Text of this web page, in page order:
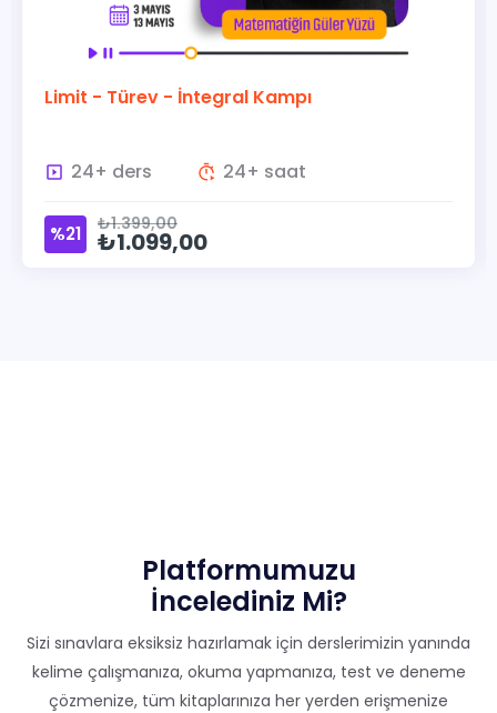
Limit - Türev - İntegral Kampı
24+ ders 24+ saat
₺1.399,00
₺1.099,00
%21
Platformumuzu
İncelediniz Mi?
Sizi sınavlara eksiksiz hazırlamak için derslerimizin yanında
kelime çalışmanıza, okuma yapmanıza, test ve deneme
çözmenize, tüm kitaplarınıza her yerden erişmenize